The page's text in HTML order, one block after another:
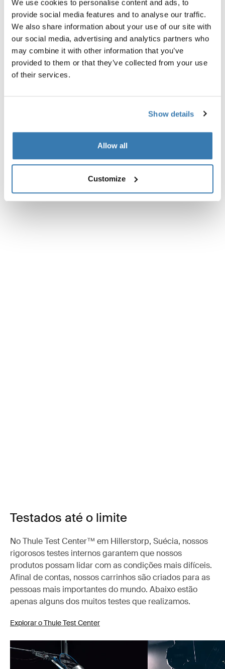
We use cookies to personalise content and ads, to
provide social media features and to analyse our traffic.
We also share information about your use of our site with
our social media, advertising and analytics partners who
may combine it with other information that you’ve
provided to them or that they’ve collected from your use
of their services.
Show details
Allow all
Customize
Toggle techspec
Especificações técnicas
Testados até o limite
No Thule Test Center™ em Hillerstorp, Suécia, nossos
rigorosos testes internos garantem que nossos
produtos possam lidar com as condições mais difíceis.
Afinal de contas, nossos carrinhos são criados para as
pessoas mais importantes do mundo. Abaixo estão
apenas alguns dos muitos testes que realizamos.
Explorar o Thule Test Center